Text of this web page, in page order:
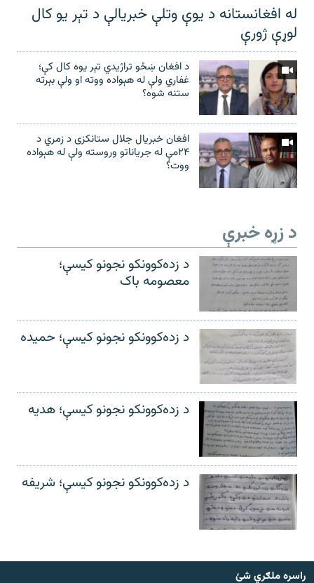
له افغانستانه د یوې وتلې خبریالې د تېر يو کال
لوړې ژورې
د افغان ښځو تراژیدي تېر یوه کال کې؛
غفاري ولې له هېواده ووته او ولې بېرته
ستنه شوه؟
افغان خبریال جلال ستانکزی د زمري د
۲۴مې له جریاناتو وروسته ولې له هېواده
ووت؟
د زړه خبرې
د زده‌کوونکو نجونو کیسې؛
معصومه باک
د زده‌کوونکو نجونو کیسې؛ حمیده
د زده‌کوونکو نجونو کیسې؛ هدیه
د زده‌کوونکو نجونو کیسې؛ شریفه
راسره ملګري شئ